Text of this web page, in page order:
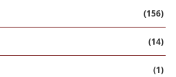
(156)
(14)
(1)